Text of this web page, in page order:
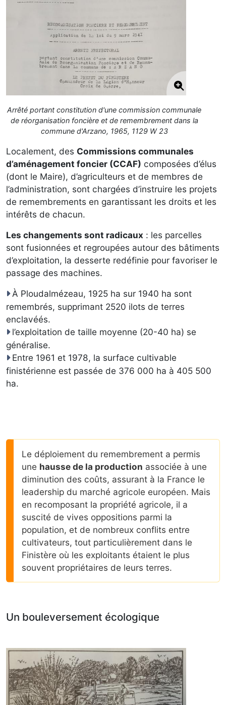
Arrêté portant constitution d'une commission communale
de réorganisation foncière et de remembrement dans la
commune d'Arzano, 1965, 1129 W 23
Localement, des Commissions communales
d’aménagement foncier (CCAF) composées d’élus
(dont le Maire), d’agriculteurs et de membres de
l’administration, sont chargées d’instruire les projets
de remembrements en garantissant les droits et les
intérêts de chacun.
Les changements sont radicaux : les parcelles
sont fusionnées et regroupées autour des bâtiments
d’exploitation, la desserte redéfinie pour favoriser le
passage des machines.
À Ploudalmézeau, 1925 ha sur 1940 ha sont
remembrés, supprimant 2520 ilots de terres
enclavéés.
l’exploitation de taille moyenne (20-40 ha) se
généralise.
Entre 1961 et 1978, la surface cultivable
finistérienne est passée de 376 000 ha à 405 500
ha.
Le déploiement du remembrement a permis
une hausse de la production associée à une
diminution des coûts, assurant à la France le
leadership du marché agricole européen. Mais
en recomposant la propriété agricole, il a
suscité de vives oppositions parmi la
population, et de nombreux conflits entre
cultivateurs, tout particulièrement dans le
Finistère où les exploitants étaient le plus
souvent propriétaires de leurs terres.
Un bouleversement écologique